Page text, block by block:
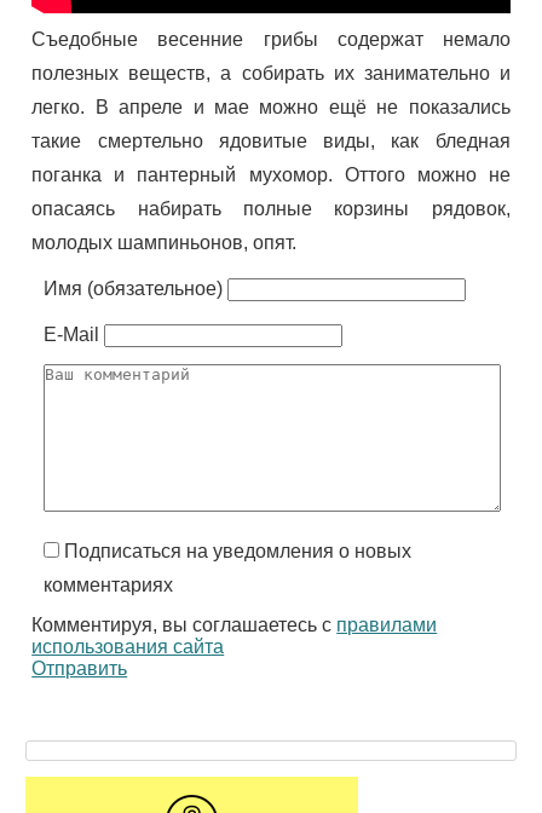
Съедобные весенние грибы содержат немало
полезных веществ, а собирать их занимательно и
легко. В апреле и мае можно ещё не показались
такие смертельно ядовитые виды, как бледная
поганка и пантерный мухомор. Оттого можно не
опасаясь набирать полные корзины рядовок,
молодых шампиньонов, опят.
Имя (обязательное)
E-Mail
Подписаться на уведомления о новых
комментариях
Комментируя, вы соглашаетесь с правилами
использования сайта
Отправить